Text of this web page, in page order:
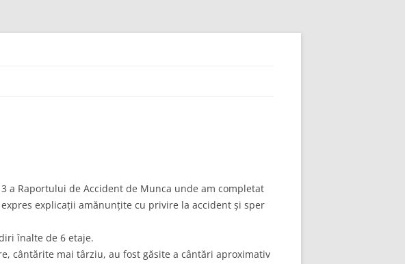
a Raportului de Accident de Munca unde am completat
explicații amănunțite cu privire la accident și sper
înalte de 6 etaje.
cântărite mai târziu, au fost găsite a cântări aproximativ